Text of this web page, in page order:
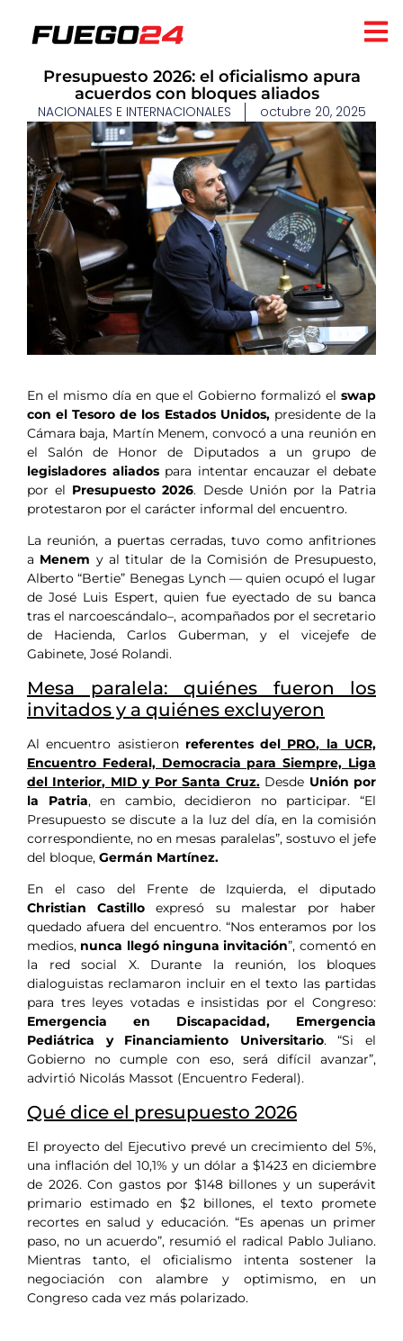
Presupuesto 2026: el oficialismo apura
acuerdos con bloques aliados
NACIONALES E INTERNACIONALES octubre 20, 2025
En el mismo día en que el Gobierno formalizó el swap
con el Tesoro de los Estados Unidos, presidente de la
Cámara baja, Martín Menem, convocó a una reunión en
el Salón de Honor de Diputados a un grupo de
legisladores aliadospara intentar encauzar el debate
por el Presupuesto 2026. Desde Unión por la Patria
protestaron por el carácter informal del encuentro.
La reunión, a puertas cerradas, tuvo como anfitriones
a Menem y al titular de la Comisión de Presupuesto,
Alberto “Bertie” Benegas Lynch — quien ocupó el lugar
de José Luis Espert, quien fue eyectado de su banca
tras el narcoescándalo–, acompañados por el secretario
de Hacienda, Carlos Guberman, y el vicejefe de
Gabinete, José Rolandi.
Mesa paralela: quiénes fueron los
invitados y a quiénes excluyeron
Al encuentro asistieron referentes del PRO, la UCR,
Encuentro Federal, Democracia para Siempre, Liga
del Interior, MID y Por Santa Cruz.Desde Unión por
la Patria, en cambio, decidieron no participar. “El
Presupuesto se discute a la luz del día, en la comisión
correspondiente, no en mesas paralelas”, sostuvo el jefe
del bloque, Germán Martínez.
En el caso del Frente de Izquierda, el diputado
Christian Castillo expresó su malestar por haber
quedado afuera del encuentro. “Nos enteramos por los
medios, nunca llegó ninguna invitación”, comentó en
la red social X. Durante la reunión, los bloques
dialoguistas reclamaron incluir en el texto las partidas
para tres leyes votadas e insistidas por el Congreso:
Emergencia en Discapacidad, Emergencia
Pediátrica y Financiamiento Universitario. “Si el
Gobierno no cumple con eso, será difícil avanzar”,
advirtió Nicolás Massot (Encuentro Federal).
Qué dice el presupuesto 2026
El proyecto del Ejecutivo prevé un crecimiento del 5%,
una inflación del 10,1% y un dólar a $1423 en diciembre
de 2026. Con gastos por $148 billones y un superávit
primario estimado en $2 billones, el texto promete
recortes en salud y educación. “Es apenas un primer
paso, no un acuerdo”, resumió el radical Pablo Juliano.
Mientras tanto, el oficialismo intenta sostener la
negociación con alambre y optimismo, en un
Congreso cada vez más polarizado.